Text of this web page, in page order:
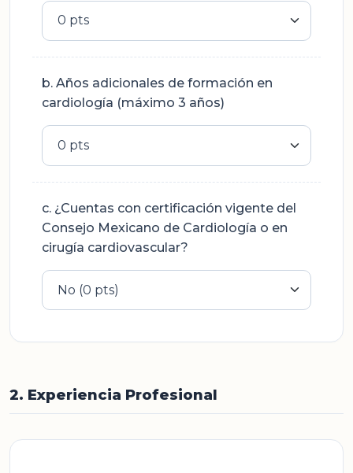
b. Años adicionales de formación en
cardiología (máximo 3 años)
c. ¿Cuentas con certificación vigente del
Consejo Mexicano de Cardiología o en
cirugía cardiovascular?
2. Experiencia Profesional